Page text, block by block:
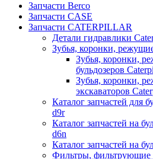
Запчасти Berco
Запчасти CASE
Запчасти CATERPILLAR
Детали гидравлики
Зубья, коронки,
Зубья, коронки,
бульдозеров
Зубья, коронки,
экскаваторов
Каталог запчастей для
d9r
Каталог запчастей на
d6n
Каталог запчастей на
Фильтры, фильтрующие